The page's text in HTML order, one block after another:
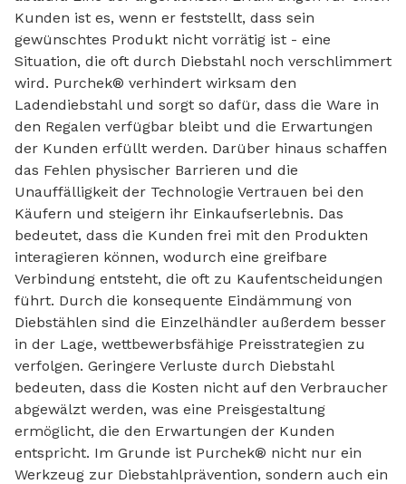
Kunden ist es, wenn er feststellt, dass sein
gewünschtes Produkt nicht vorrätig ist - eine
Situation, die oft durch Diebstahl noch verschlimmert
wird. Purchek® verhindert wirksam den
Ladendiebstahl und sorgt so dafür, dass die Ware in
den Regalen verfügbar bleibt und die Erwartungen
der Kunden erfüllt werden. Darüber hinaus schaffen
das Fehlen physischer Barrieren und die
Unauffälligkeit der Technologie Vertrauen bei den
Käufern und steigern ihr Einkaufserlebnis. Das
bedeutet, dass die Kunden frei mit den Produkten
interagieren können, wodurch eine greifbare
Verbindung entsteht, die oft zu Kaufentscheidungen
führt. Durch die konsequente Eindämmung von
Diebstählen sind die Einzelhändler außerdem besser
in der Lage, wettbewerbsfähige Preisstrategien zu
verfolgen. Geringere Verluste durch Diebstahl
bedeuten, dass die Kosten nicht auf den Verbraucher
abgewälzt werden, was eine Preisgestaltung
ermöglicht, die den Erwartungen der Kunden
entspricht. Im Grunde ist Purchek® nicht nur ein
Werkzeug zur Diebstahlprävention, sondern auch ein